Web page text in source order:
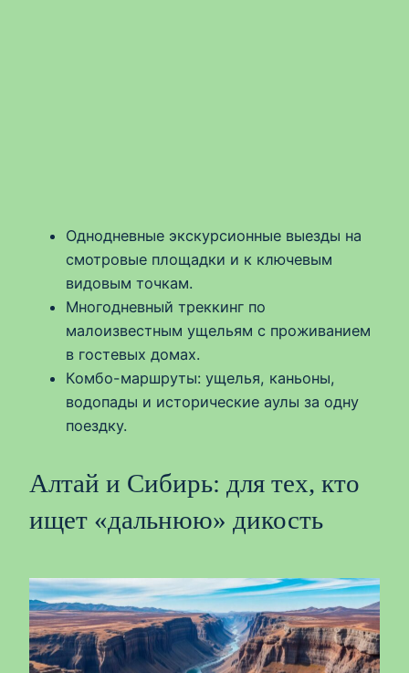
Однодневные экскурсионные выезды на
смотровые площадки и к ключевым
видовым точкам.
Многодневный треккинг по
малоизвестным ущельям с проживанием
в гостевых домах.
Комбо-маршруты: ущелья, каньоны,
водопады и исторические аулы за одну
поездку.
Алтай и Сибирь: для тех, кто
ищет «дальнюю» дикость